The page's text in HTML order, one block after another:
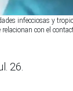
infecciosas y
con el
26.